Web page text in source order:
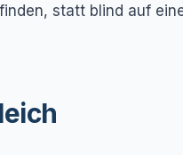
statt blind auf